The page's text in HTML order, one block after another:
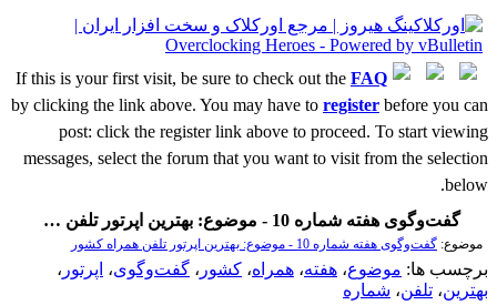
If this is your first visit, be sure to check out the FAQ
by clicking the link above. You may have to register before you can
post: click the register link above to proceed. To start viewing
messages, select the forum that you want to visit from the selection
below.
گفت‌وگوی هفته شماره 10 - موضوع: بهترین اپرتور تلفن همراه کشور
موضوع: گفت‌وگوی هفته شماره 10 - موضوع: بهترین اپرتور تلفن همراه کشور
برچسب ها: موضوع، هفته، همراه، کشور ، گفت‌وگوی، اپرتور ،
بهترین، تلفن، شماره